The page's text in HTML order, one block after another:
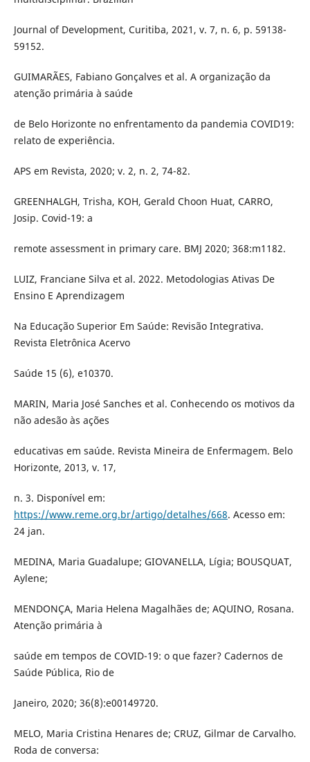
Journal of Development, Curitiba, 2021, v. 7, n. 6, p. 59138-
59152.
GUIMARÃES, Fabiano Gonçalves et al. A organização da
atenção primária à saúde
de Belo Horizonte no enfrentamento da pandemia COVID19:
relato de experiência.
APS em Revista, 2020; v. 2, n. 2, 74-82.
GREENHALGH, Trisha, KOH, Gerald Choon Huat, CARRO,
Josip. Covid-19: a
remote assessment in primary care. BMJ 2020; 368:m1182.
LUIZ, Franciane Silva et al. 2022. Metodologias Ativas De
Ensino E Aprendizagem
Na Educação Superior Em Saúde: Revisão Integrativa.
Revista Eletrônica Acervo
Saúde 15 (6), e10370.
MARIN, Maria José Sanches et al. Conhecendo os motivos da
não adesão às ações
educativas em saúde. Revista Mineira de Enfermagem. Belo
Horizonte, 2013, v. 17,
n. 3. Disponível em:
https://www.reme.org.br/artigo/detalhes/668. Acesso em:
24 jan.
MEDINA, Maria Guadalupe; GIOVANELLA, Lígia; BOUSQUAT,
Aylene;
MENDONÇA, Maria Helena Magalhães de; AQUINO, Rosana.
Atenção primária à
saúde em tempos de COVID-19: o que fazer? Cadernos de
Saúde Pública, Rio de
Janeiro, 2020; 36(8):e00149720.
MELO, Maria Cristina Henares de; CRUZ, Gilmar de Carvalho.
Roda de conversa: